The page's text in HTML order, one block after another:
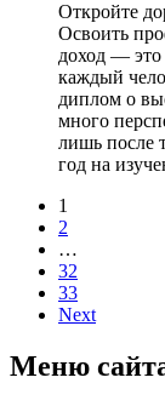
Откройте
Освоить
доход — это
каждый
диплом о
много
лишь после
год на
1
2
…
32
33
Next
Меню